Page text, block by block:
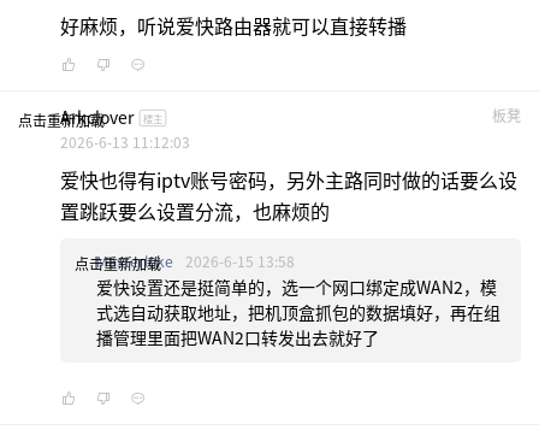
好麻烦，听说爱快路由器就可以直接转播
点击重新加载 板凳
Arkclover 楼主
2026-6-13 11:12:03
爱快也得有iptv账号密码，另外主路同时做的话要么设
置跳跃要么设置分流，也麻烦的
点击重新加载
Masterluke 2026-6-15 13:58
爱快设置还是挺简单的，选一个网口绑定成WAN2，模
式选自动获取地址，把机顶盒抓包的数据填好，再在组
播管理里面把WAN2口转发出去就好了